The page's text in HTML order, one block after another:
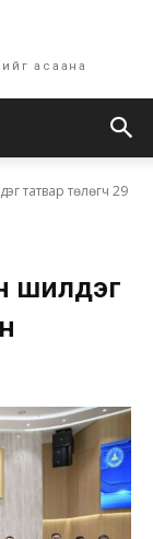
асаана
татвар төлөгч 29
шилдэг